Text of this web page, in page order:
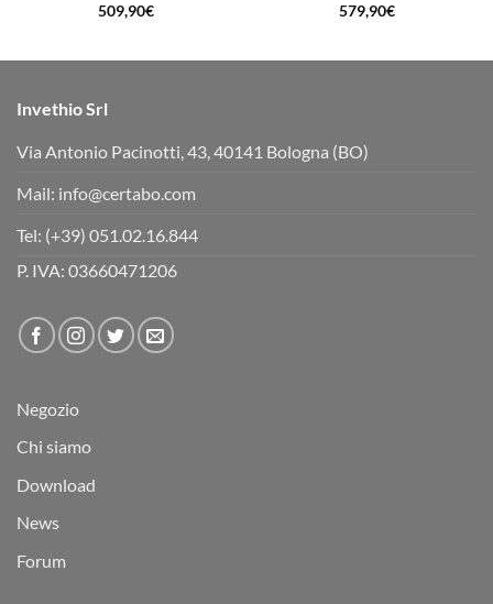
509,90€ 579,90€
Invethio Srl
Via Antonio Pacinotti, 43, 40141 Bologna (BO)
Mail: info@certabo.com
Tel: (+39) 051.02.16.844
P. IVA: 03660471206
Negozio
Chi siamo
Download
News
Forum